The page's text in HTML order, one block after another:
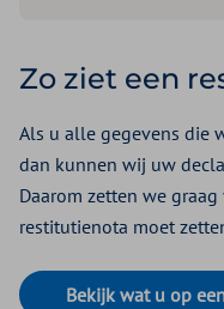
Zo ziet een
Als u alle gegevens die
dan kunnen wij uw
Daarom zetten we
restitutienota moet
Bekijk wat u op